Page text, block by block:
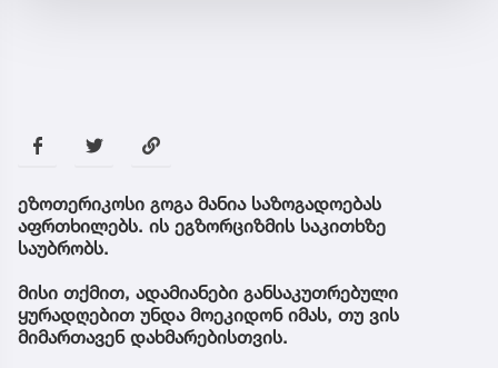
ეზოთერიკოსი გოგა მანია საზოგადოებას
აფრთხილებს. ის ეგზორციზმის საკითხზე
საუბრობს.
მისი თქმით, ადამიანები განსაკუთრებული
ყურადღებით უნდა მოეკიდონ იმას, თუ ვის
მიმართავენ დახმარებისთვის.